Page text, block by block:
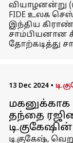
வியாழனன்று
FIDE உலக
இந்திய
சாம்பியனான
தோற்கடித்து
13 Dec 2024 •
மகனுக்காக
தந்தை
டி.குகேஷ்,